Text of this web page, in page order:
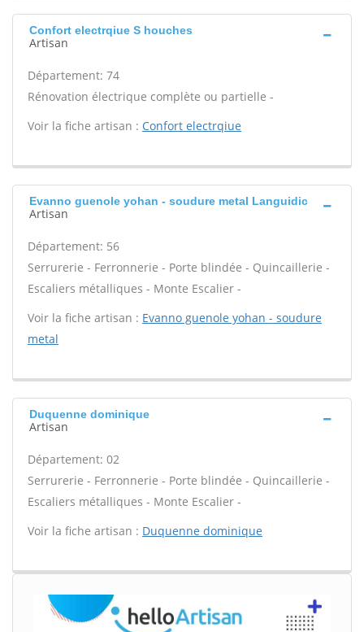
Confort electrqiue S houches
Artisan
Département: 74
Rénovation électrique complète ou partielle -
Voir la fiche artisan : Confort electrqiue
Evanno guenole yohan - soudure metal Languidic
Artisan
Département: 56
Serrurerie - Ferronnerie - Porte blindée - Quincaillerie -
Escaliers métalliques - Monte Escalier -
Voir la fiche artisan : Evanno guenole yohan - soudure
metal
Duquenne dominique
Artisan
Département: 02
Serrurerie - Ferronnerie - Porte blindée - Quincaillerie -
Escaliers métalliques - Monte Escalier -
Voir la fiche artisan : Duquenne dominique